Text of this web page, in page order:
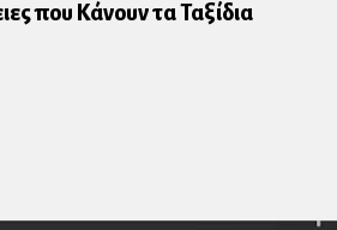
που Κάνουν τα Ταξίδια